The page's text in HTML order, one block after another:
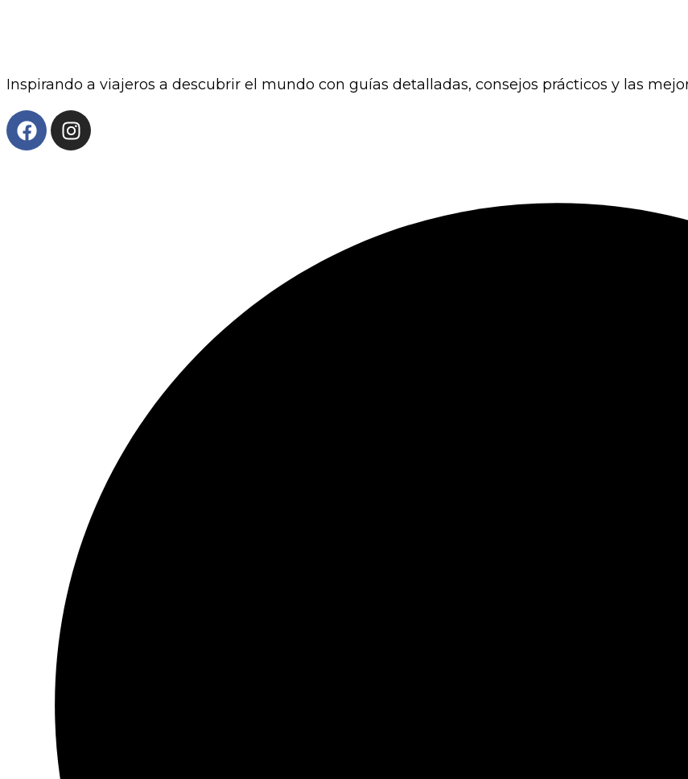
Inspirando a viajeros a descubrir el mundo con guías detalladas, consejos prácticos y las